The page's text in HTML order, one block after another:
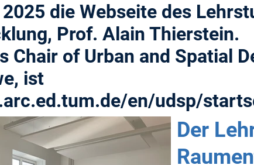
die Webseite des
Prof. Alain Thierstein.
Chair of Urban and Spatial
ist
en/udsp/
Der